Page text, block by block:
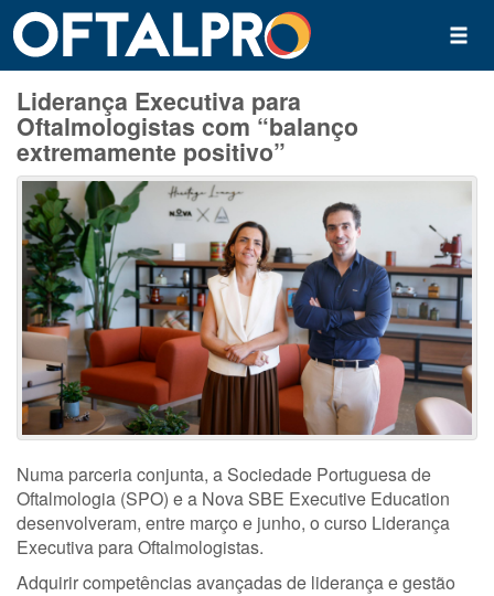
Liderança Executiva para
Oftalmologistas com “balanço
extremamente positivo”
Numa parceria conjunta, a Sociedade Portuguesa de
Oftalmologia (SPO) e a Nova SBE Executive Education
desenvolveram, entre março e junho, o curso Liderança
Executiva para Oftalmologistas.
Adquirir competências avançadas de liderança e gestão